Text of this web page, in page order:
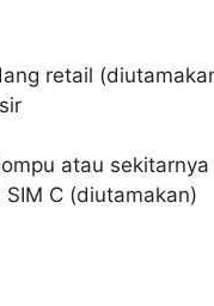
retail
atau sekitarnya
C (diutamakan)